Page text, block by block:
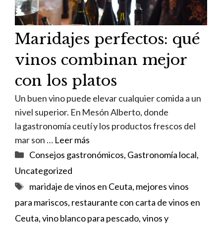
Maridajes perfectos: qué
vinos combinan mejor
con los platos
Un buen vino puede elevar cualquier comida a un
nivel superior. En Mesón Alberto, donde
la gastronomía ceutí y los productos frescos del
mar son … Leer más
Categorías
Consejos gastronómicos, Gastronomía local,
Uncategorized
Etiquetas
maridaje de vinos en Ceuta, mejores vinos
para mariscos, restaurante con carta de vinos en
Ceuta,vino blanco para pescado,vinos y